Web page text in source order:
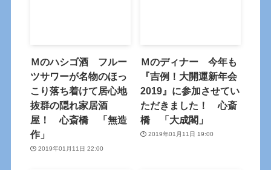
Ｍのハシゴ酒 フルー
ツサワーが名物のほっ
こり落ち着けて居心地
抜群の隠れ家居酒
屋！ 心斎橋 「無造
作」
2019年01月11日 22:00
Ｍのディナー 今年も
『吉例！大開運新年会
2019』に参加させてい
ただきました！ 心斎
橋 「大成閣」
2019年01月11日 19:00